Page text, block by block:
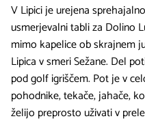
V Lipici je urejena
usmerjevalni tabli za Dolino
mimo kapelice ob skrajnem
Lipica v smeri Sežane. Del
pod golf igriščem. Pot je v
pohodnike, tekače, jahače,
želijo preprosto uživati v